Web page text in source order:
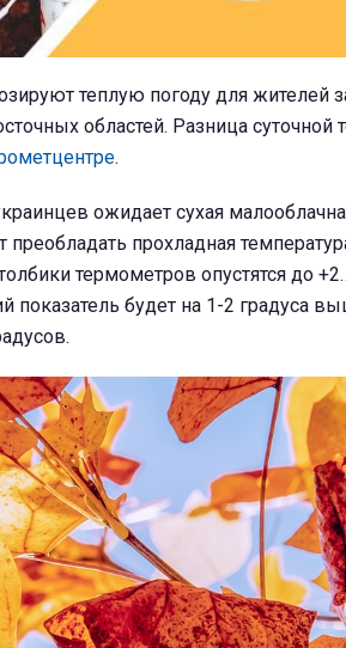
теплую погоду для жителей
областей. Разница суточной
.
ожидает сухая
прохладная
термометров опустятся до
показатель будет на 1-2 градуса